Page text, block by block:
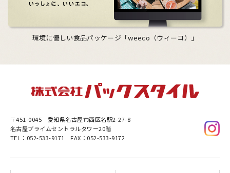
環境に優しい食品パッケージ「weeco（ウィーコ）」
〒451-0045 愛知県名古屋市西区名駅2-27-8
名古屋プライムセントラルタワー20階
TEL：052-533-9171 FAX：052-533-9172